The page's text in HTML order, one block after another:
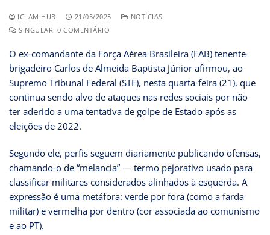
ICLAM HUB 21/05/2025
NOTÍCIAS
SINGULAR: 0 COMENTÁRIO
O ex-comandante da Força Aérea Brasileira (FAB) tenente-
brigadeiro Carlos de Almeida Baptista Júnior afirmou, ao
Supremo Tribunal Federal (STF), nesta quarta-feira (21), que
continua sendo alvo de ataques nas redes sociais por não
ter aderido a uma tentativa de golpe de Estado após as
eleições de 2022.
Segundo ele, perfis seguem diariamente publicando ofensas,
chamando-o de “melancia” — termo pejorativo usado para
classificar militares considerados alinhados à esquerda. A
expressão é uma metáfora: verde por fora (como a farda
militar) e vermelha por dentro (cor associada ao comunismo
e ao PT).